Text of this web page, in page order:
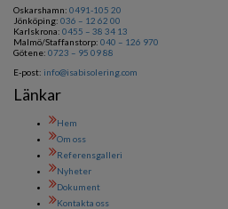
Oskarshamn: 0491-105 20
Jönköping: 036 – 12 62 00
Karlskrona: 0455 – 38 34 13
Malmö/Staffanstorp: 040 – 126 970
Götene: 0723 – 95 09 88
E-post: info@isabisolering.com
Länkar
Hem
Om oss
Referensgalleri
Nyheter
Dokument
Kontakta oss